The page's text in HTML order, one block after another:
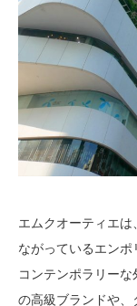
エムクオーティエ
ながっているエンポ
コンテンポラリー
の高級ブランドや